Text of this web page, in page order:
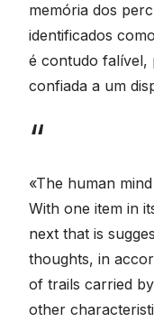
memória dos
identificados
é contudo falível,
confiada a um
«The human
With one item in
next that is
thoughts, in
of trails carried
other